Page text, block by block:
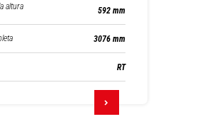
altura 592 mm
3076 mm
RT